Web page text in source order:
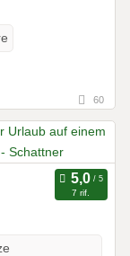
60
7 rif.